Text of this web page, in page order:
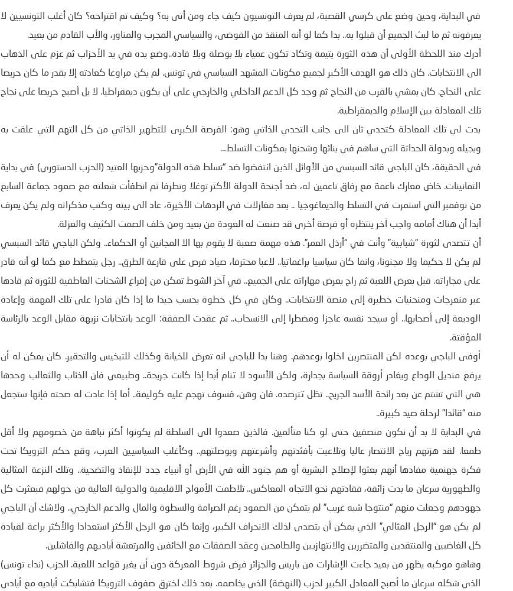
في البداية، وحين وضع على كرسي القصبة، لم يعرف التونسيون كيف جاء ومن أتى به؟ وكيف تم اقتراحه؟ كان أغلب التونسيين لا
يعرفونه ثم ما لبث الجميع أن قبلوا به.. بدا كما لو أنه المنقذ من الفوضى، والسياسي المجرب والمناور، والأب القادم من بعيد.
أدرك منذ اللحظة الأولى أن هذه الثورة يتيمة وتكاد تكون عمياء بلا بوصلة وبلا قادة..وضع يده في يد الأحزاب ثم عزم على الذهاب
الى الانتخابات. كان ذلك هو الهدف الأكبر لجميع مكونات المشهد السياسي في تونس. لم يكن مراوغا كعادته إلا بقدر ما كان حريصا
على النجاح. كان يمشي بالقرب من النجاح ثم وجد كل الدعم الداخلي والخارجي على أن يكون ديمقراطيا. لا بل أصبح حريصا على نجاح
تلك المعادلة بين الإسلام والديمقراطية.
بدت لي تلك المعادلة كتحدي ثان الى جانب التحدي الذاتي وهو: الفرصة الكبرى للتطهير الذاتي من كل التهم التي علقت به
وبجيله وبدولة الحداثة التي ساهم في بنائها وشحنها بمكونات التسلط…
في الحقيقة، كان الباجي قائد السبسي من الأوائل الذين انتفضوا ضد “تسلط هذه الدولة”وحزبها العتيد (الحزب الدستوري) في بداية
الثمانينات. خاض معارك ناعمة مع رفاق ناعمين له، ضد أجنحة الدولة الأكثر توغلا وتطرفا ثم انطفأت شعلته مع صعود جماعة السابع
من نوفمبر التي استمرت في التسلط والديماغوجيا .. بعد مغازلات في الردهات الأخيرة، عاد الى بيته وكتب مذكراته ولم يكن يعرف
أبدا أن هناك أمامه واجب آخر ينتظره أو فرصة أخرى قد صنعت له العودة من بعيد ومن خلف الصمت الكثيف والعزلة.
أن تتصدى لثورة “شبابية” وأنت في “أرذل العمر”. هذه مهمة صعبة لا يقوم بها الا المجانين أو الحكماء.. ولكن الباجي قائد السبسي
لم يكن لا حكيما ولا مجنونا، وانما كان سياسيا براغماتيا.. لاعبا محترفا، صياد فرص على قارعة الطرق.. رجل يتمطط مع كما لو أنه قادر
على مجاراته. قبل بعرض اللعبة ثم راح يعرض مهاراته على الجميع.. في آخر الشوط تمكن من إفراغ الشحنات العاطفية للثورة ثم قادها
عبر منعرجات ومنحنيات خطيرة إلى منصة الانتخابات.. وكان في كل خطوة يحسب جيدا ما إذا كان قادرا على تلك المهمة وإعادة
الوديعة إلى أصحابها.. أو سيجد نفسه عاجزا ومضطرا إلى الانسحاب.. ثم عقدت الصفقة: الوعد بانتخابات نزيهة مقابل الوعد بالرئاسة
المؤقتة.
أوفى الباجي بوعده لكن المنتصرين اخلوا بوعدهم. وهنا بدا للباجي انه تعرض للخيانة وكذلك للتبخيس والتحقير. كان يمكن له أن
يرفع منديل الوداع ويغادر أروقة السياسة بجدارة، ولكن الأسود لا تنام أبدا إذا كانت جريحة.. وطبيعي فان الذئاب والثعالب وحدها
هي التي تشتم عن بعد رائحة الأسد الجريح.. تظل تترصده. فان وهن، فسوف تهجم عليه كوليمة.. أما إذا عادت له صحته فإنها ستجعل
منه “قائدا” لرحلة صيد كبيرة..
في البداية لا بد أن نكون منصفين حتى لو كنا متألمين. فالذين صعدوا الى السلطة لم يكونوا أكثر نباهة من خصومهم ولا أقل
طمعا. لقد هزتهم رياح الانتصار عاليا وتلاعبت بأفئدتهم وأشرعتهم وبوصلتهم.. وكأغلب السياسيين العرب، وقع حكم الترويكا تحت
فكرة جهنمية مفادها أنهم بعثوا لإصلاح البشرية أو هم جنود الله في الأرض أو أنبياء جدد للإنقاذ والتضحية.. وتلك النزعة المثالية
والطهورية سرعان ما بدت زائفة، فقادتهم نحو الاتجاه المعاكس.. تلاطمت الأمواج الاقليمية والدولية العالية من حولهم فبعثرت كل
جهودهم وجعلت منهم “منتوجا شبه غريب” لم يتمكن من الصمود رغم الصرامة والسطوة والمال والدعم الخارجي.. ولاشك أن الباجي
لم يكن هو “الرجل المثالي” الذي يمكن أن يتصدى لذلك الانحراف الكبير، وإنما كان هو الرجل الأكثر استعدادا والأكثر براعة لقيادة
كل الغاضبين والمنتقدين والمتضررين والانتهازيين والطامحين وعقد الصفقات مع الخائفين والمرتعشة أياديهم والفاشلين.
وهاهو موكبه يظهر من بعيد جاءت الإشارات من باريس والجزائر فرض شروط المعركة دون أن يغير قواعد اللعبة. الحزب (نداء تونس)
الذي شكله سرعان ما أصبح المعادل الكبير لحزب (النهضة) الذي يخاصمه. بعد ذلك اخترق صفوف الترويكا فتشابكت أياديه مع أيادي